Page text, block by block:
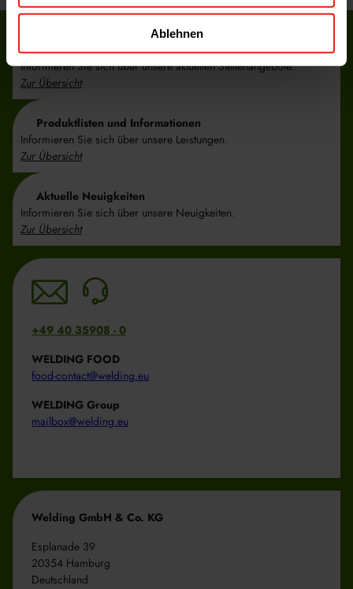
Ablehnen
Karriere bei WELDING
Informieren Sie sich über unsere aktuellen Stellenangebote.
Zur Übersicht
Produktlisten und Informationen
Informieren Sie sich über unsere Leistungen.
Zur Übersicht
Aktuelle Neuigkeiten
Informieren Sie sich über unsere Neuigkeiten.
Zur Übersicht
+49 40 35908 - 0
WELDING FOOD
food-contact@welding.eu
WELDING Group
mailbox@welding.eu
Welding GmbH & Co. KG
Esplanade 39
20354 Hamburg
Deutschland